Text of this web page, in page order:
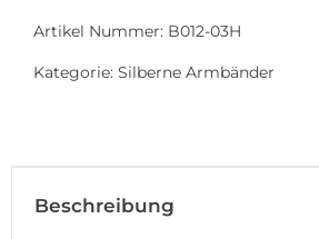
Artikel Nummer: B012-03H
Kategorie: Silberne Armbänder
Beschreibung